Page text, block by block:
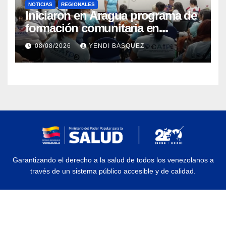
NOTICIAS REGIONALES
Iniciaron en Aragua programa de
formación comunitaria en
atención a personas con
discapacidad
08/08/2026 YENDI BASQUEZ
Garantizando el derecho a la salud de todos los venezolanos a
través de un sistema público accesible y de calidad.